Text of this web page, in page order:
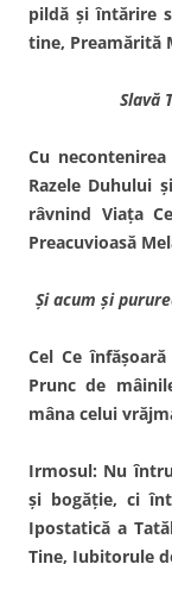
pildă şi întărire
tine, Preamărită
Slavă
Cu
Razele Duhului
râv­nind Viaţa
Preacuvioasă
Şi acum şi
Cel Ce
Prunc de
mâna celui
Irmosul: Nu
şi bogăţie, ci
Ipostatică a
Tine, Iubitorule